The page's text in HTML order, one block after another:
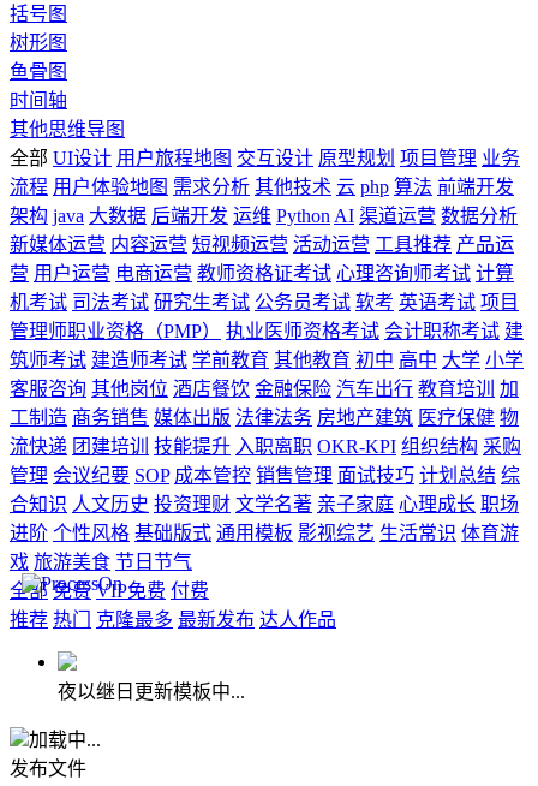
括号图
树形图
鱼骨图
时间轴
其他思维导图
全部 UI设计 用户旅程地图 交互设计 原型规划 项目管理 业务
流程 用户体验地图 需求分析 其他技术 云 php 算法 前端开发
架构 java 大数据 后端开发 运维 Python AI 渠道运营 数据分析
新媒体运营 内容运营 短视频运营 活动运营 工具推荐 产品运
营 用户运营 电商运营 教师资格证考试 心理咨询师考试 计算
机考试 司法考试 研究生考试 公务员考试 软考 英语考试 项目
管理师职业资格（PMP）
执业医师资格考试 会计职称考试 建
筑师考试 建造师考试 学前教育 其他教育 初中 高中 大学 小学
客服咨询 其他岗位 酒店餐饮 金融保险 汽车出行 教育培训
加
工制造 商务销售 媒体出版 法律法务 房地产建筑 医疗保健 物
流快递 团建培训 技能提升 入职离职 OKR-KPI 组织结构 采购
管理 会议纪要 SOP 成本管控 销售管理 面试技巧 计划总结 综
合知识 人文历史 投资理财 文学名著 亲子家庭 心理成长 职场
进阶 个性风格 基础版式 通用模板 影视综艺 生活常识 体育游
戏 旅游美食 节日节气
全部 免费 VIP免费 付费
推荐 热门 克隆最多 最新发布 达人作品
夜以继日更新模板中...
加载中...
发布文件